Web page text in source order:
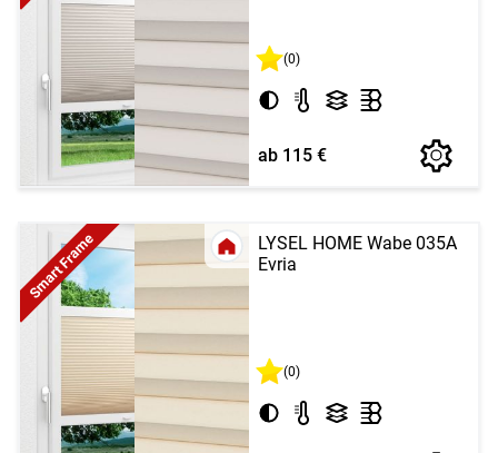
(0)
ab 115 €
LYSEL HOME Wabe 035A
Evria
Smart Frame
(0)